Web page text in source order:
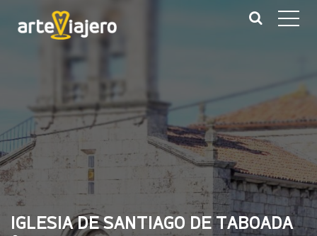
IGLESIA DE SANTIAGO DE TABOADA